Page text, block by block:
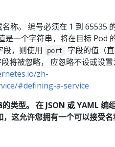
称。 编号必须在 1 到 65535
是一个字符串，将在目标 Pod
段，则使用
port
字段的值（
将被忽略， 应忽略不设或设置
zh-
#defining-a-service
类型。 在 JSON 或 YAML 编
这允许您拥有一个可以接受